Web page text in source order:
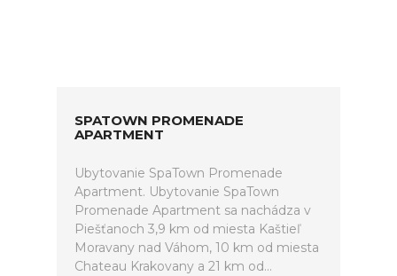
SPATOWN PROMENADE
APARTMENT
Ubytovanie SpaTown Promenade
Apartment. Ubytovanie SpaTown
Promenade Apartment sa nachádza v
Piešťanoch 3,9 km od miesta Kaštieľ
Moravany nad Váhom, 10 km od miesta
Chateau Krakovany a 21 km od...